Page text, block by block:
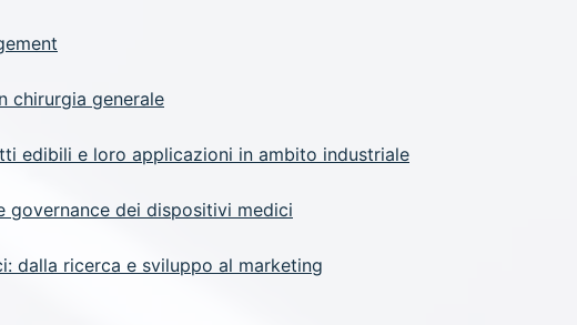
chirurgia generale
edibili e loro applicazioni in ambito industriale
governance dei dispositivi medici
dalla ricerca e sviluppo al marketing